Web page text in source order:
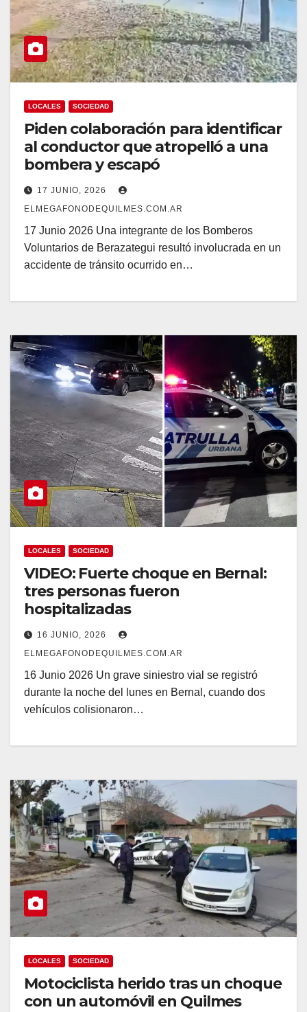
LOCALES SOCIEDAD
Piden colaboración para identificar
al conductor que atropelló a una
bombera y escapó
17 JUNIO, 2026
ELMEGAFONODEQUILMES.COM.AR
17 Junio 2026 Una integrante de los Bomberos
Voluntarios de Berazategui resultó involucrada en un
accidente de tránsito ocurrido en…
LOCALES SOCIEDAD
VIDEO: Fuerte choque en Bernal:
tres personas fueron
hospitalizadas
16 JUNIO, 2026
ELMEGAFONODEQUILMES.COM.AR
16 Junio 2026 Un grave siniestro vial se registró
durante la noche del lunes en Bernal, cuando dos
vehículos colisionaron…
LOCALES SOCIEDAD
Motociclista herido tras un choque
con un automóvil en Quilmes